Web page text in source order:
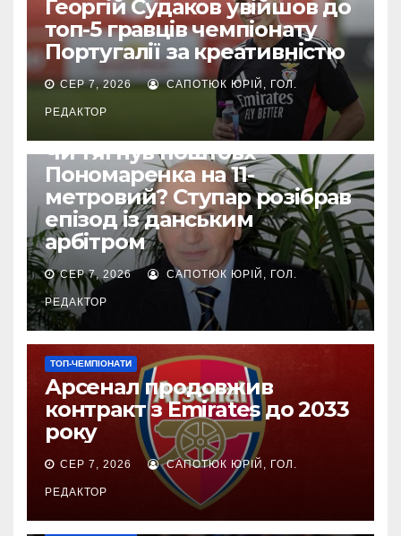
Георгій Судаков увійшов до
топ-5 гравців чемпіонату
Португалії за креативністю
СЕР 7, 2026 САПОТЮК ЮРІЙ, ГОЛ.
РЕДАКТОР
Чи тягнув поштовх
Пономаренка на 11-
метровий? Ступар розібрав
епізод із данським
арбітром
СЕР 7, 2026 САПОТЮК ЮРІЙ, ГОЛ.
РЕДАКТОР
ТОП-ЧЕМПІОНАТИ
Арсенал продовжив
контракт з Emirates до 2033
року
СЕР 7, 2026 САПОТЮК ЮРІЙ, ГОЛ.
РЕДАКТОР